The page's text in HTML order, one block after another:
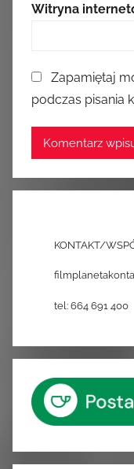
Witryna
Zapamiętaj
podczas pisania
KONTAKT/
tel: 664 691 400